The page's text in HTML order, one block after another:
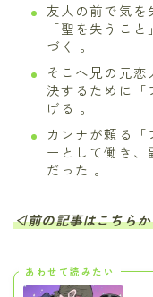
友人の前で気を
「聖を失うこ
づく 。
そこへ兄の元
決するために「
げる 。
カンナが頼る
ーとして働き、
だった 。
◁前の記事はこちらか
あわせて読みたい